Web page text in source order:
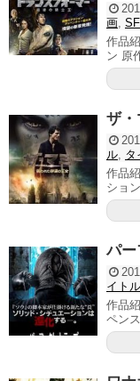
画 SF
作品
ン 原
ザ
ル タ
作品
ショ
パ
イトル
作品
ペン